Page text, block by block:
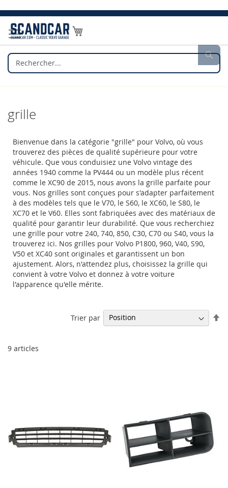
Allez
au
contenu
Mon panier
grille
Bienvenue dans la catégorie "grille" pour Volvo, où vous
trouverez des pièces de qualité supérieure pour votre
véhicule. Que vous conduisiez une Volvo vintage des
années 1940 comme la PV444 ou un modèle plus récent
comme le XC90 de 2015, nous avons la grille parfaite pour
vous. Nos grilles sont conçues pour s'adapter parfaitement
à des modèles tels que le V70, le S60, le XC60, le S80, le
XC70 et le V60. Elles sont fabriquées avec des matériaux de
qualité pour garantir leur durabilité. Que vous recherchiez
une grille pour votre 240, 740, 850, C30, C70 ou S40, vous la
trouverez ici. Nos grilles pour Volvo P1800, 960, V40, S90,
V50 et XC40 sont originales et garantissent un bon
ajustement. Alors, n'attendez plus, choisissez la grille qui
convient à votre Volvo et donnez à votre voiture
l'apparence qu'elle mérite.
9 articles
Trier par